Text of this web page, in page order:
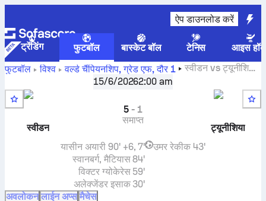
ऐप डाउनलोड करें
ट्रेंडिंग फुटबॉल बास्केट बॉल टेनिस
आइस
फुटबॉल
विश्व वर्ल्ड चैंपियनशिप, ग्रेड एफ,दौर 1 स्वीडनvs ट्यूनीशिया
लाइव स्कोर, H2H नतीजे, स्टैंडिंग और भविष्यवाणी
15/6/20262:00 am
स्वीडन
5- 1
समाप्त
ट्यूनीशिया
यासीन अयारी 90' +6, 7'
स्वानबर्ग, मैटियास 84'
विक्टर ग्योकेरेस 59'
अलेक्जेंडर इसाक 30'
उमर रेकीक 43'
अवलोकन लाईन अप्स मैचेस